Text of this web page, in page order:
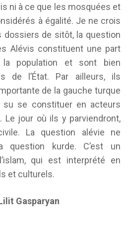
ni à ce que les mosquées et
à égalité. Je ne crois
dossiers de sitôt, la question
Alévis constituent une part
la population et sont bien
de l’État. Par ailleurs, ils
de la gauche turque
su se constituer en acteurs
Le jour où ils y parviendront,
La question alévie ne
question kurde. C’est un
qui est interprété en
et culturels.
Gasparyan